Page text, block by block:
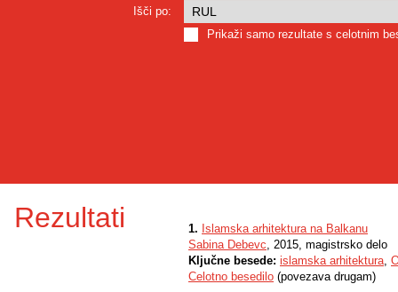
Išči po:
Prikaži samo rezultate s celotnim
Rezultati 1. Islamska arhitektura na Balkanu
Sabina Debevc, 2015, magistrsko delo
Ključne besede: islamska arhitektura,
Celotno besedilo (povezava drugam)